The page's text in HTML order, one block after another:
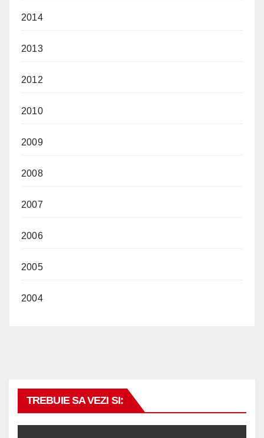
2014
2013
2012
2010
2009
2008
2007
2006
2005
2004
TREBUIE SA VEZI SI: